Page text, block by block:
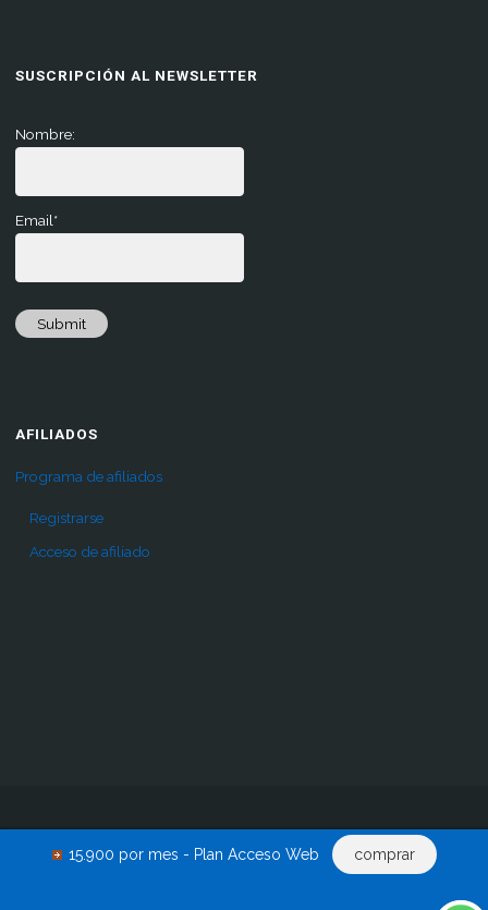
15.900 por mes - Plan Acceso Web comprar
SUSCRIPCIÓN AL NEWSLETTER
Nombre:
Email*
Submit
AFILIADOS
Programa de afiliados
Registrarse
Acceso de afiliado
Renovar acceso
Descargas
0 productos